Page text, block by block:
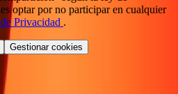
optar por no participar en cualquier
Privacidad .
Gestionar cookies